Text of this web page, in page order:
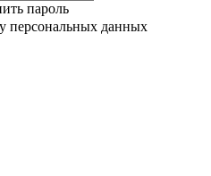
пароль
персональных данных